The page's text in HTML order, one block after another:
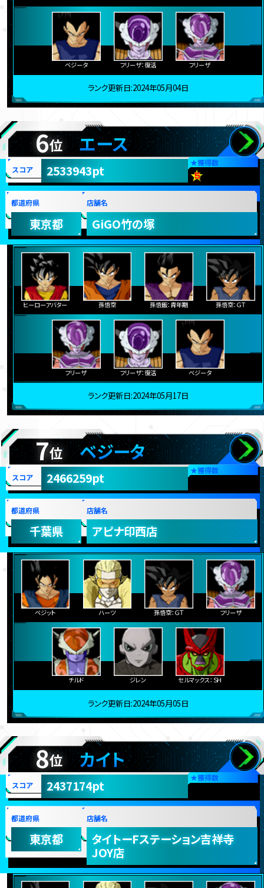
ベジータ フリーザ：復活 フリーザ
ランク更新日:2024年05月04日
6位 エース
★獲得数
スコア 2533943pt
都道府県
東京都
店舗名
GiGO竹の塚
ヒーローアバター 孫悟空 孫悟飯：青年期 孫悟空：ＧＴ
フリーザ フリーザ：復活 ベジータ
ランク更新日:2024年05月17日
7位 ベジータ
★獲得数
スコア 2466259pt
都道府県
千葉県
店舗名
アピナ印西店
ベジット ハーツ 孫悟空：ＧＴ フリーザ
チルド ジレン セルマックス：ＳＨ
ランク更新日:2024年05月05日
8位 カイト
★獲得数
スコア 2437174pt
都道府県
東京都
店舗名
タイトーFステーション吉祥寺
JOY店